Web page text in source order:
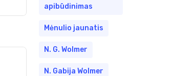
apibūdinimas
Mėnulio jaunatis
N. G. Wolmer
N. Gabija Wolmer